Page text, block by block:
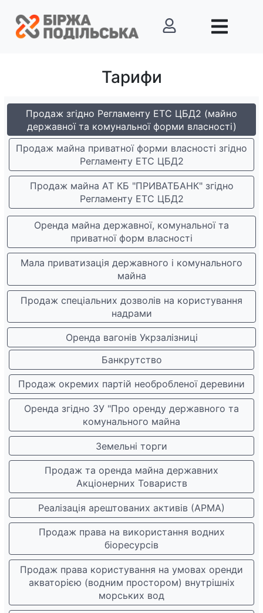
Тарифи
Продаж згідно Регламенту ЕТС ЦБД2 (майно
державної та комунальної форми власності)
Продаж майна приватної форми власності згідно
Регламенту ЕТС ЦБД2
Продаж майна АТ КБ "ПРИВАТБАНК" згідно
Регламенту ЕТС ЦБД2
Оренда майна державної, комунальної та
приватної форм власності
Мала приватизація державного і комунального
майна
Продаж спеціальних дозволів на користування
надрами
Оренда вагонів Укрзалізниці
Банкрутство
Продаж окремих партій необробленої деревини
Оренда згідно ЗУ "Про оренду державного та
комунального майна
Земельні торги
Продаж та оренда майна державних
Акціонерних Товариств
Реалізація арештованих активів (АРМА)
Продаж права на використання водних
біоресурсів
Продаж права користування на умовах оренди
акваторією (водним простором) внутрішніх
морських вод